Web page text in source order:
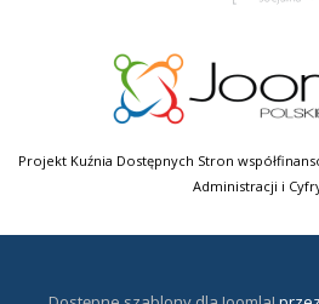
Projekt Kuźnia Dostępnych Stron
Administracji i